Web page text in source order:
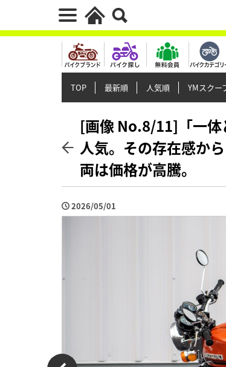
TOP 最新順 人気順 YMスクー
[画像 No.8/11]「一
人気。その存在感か
両は価格が高騰。
2026/05/01